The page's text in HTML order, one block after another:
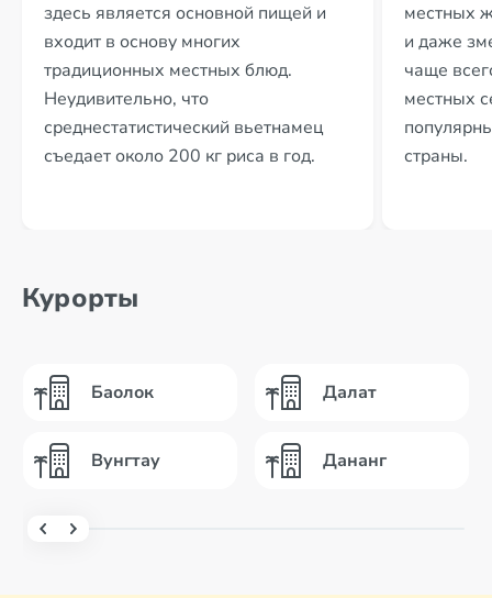
здесь является основной пищей и
входит в основу многих
традиционных местных блюд.
Неудивительно, что
среднестатистический вьетнамец
съедает около 200 кг риса в год.
местных
и даже
чаще
местных
страны.
Курорты
Баолок
Вунгтау
Далат
Дананг